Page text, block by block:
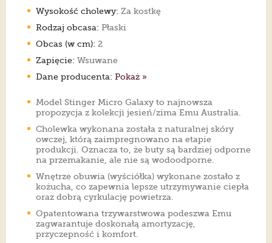
Wysokość cholewy: Za kostkę
Rodzaj obcasa: Płaski
Obcas (w cm): 2
Zapięcie: Wsuwane
Dane producenta: Pokaż »
Model Stinger Micro Galaxy to najnowsza
propozycja z kolekcji jesień/zima Emu Australia.
Cholewka wykonana została z naturalnej skóry
owczej, którą zaimpregnowano na etapie
produkcji. Oznacza to, że buty są bardziej odporne
na przemakanie, ale nie są wodoodporne.
Wnętrze obuwia (wyściółka) wykonane zostało z
kożucha, co zapewnia lepsze utrzymywanie ciepła
oraz dobrą cyrkulację powietrza.
Opatentowana trzywarstwowa podeszwa Emu
zagwarantuje doskonałą amortyzację,
przyczepność i komfort.